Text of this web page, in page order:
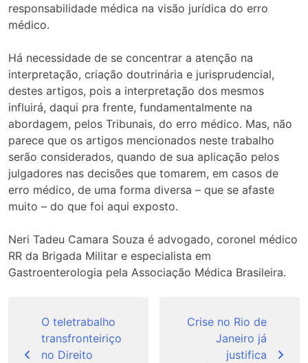
responsabilidade médica na visão jurídica do erro
médico.
Há necessidade de se concentrar a atenção na
interpretação, criação doutrinária e jurisprudencial,
destes artigos, pois a interpretação dos mesmos
influirá, daqui pra frente, fundamentalmente na
abordagem, pelos Tribunais, do erro médico. Mas, não
parece que os artigos mencionados neste trabalho
serão considerados, quando de sua aplicação pelos
julgadores nas decisões que tomarem, em casos de
erro médico, de uma forma diversa – que se afaste
muito – do que foi aqui exposto.
Neri Tadeu Camara Souza é advogado, coronel médico
RR da Brigada Militar e especialista em
Gastroenterologia pela Associação Médica Brasileira.
Post
O teletrabalho
transfronteiriço
no Direito
Crise no Rio de
Janeiro já
justifica